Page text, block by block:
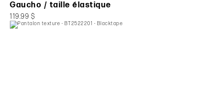
Gaucho / taille élastique
119.99 $